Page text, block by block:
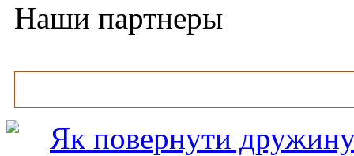
Наши партнеры
Як повернути